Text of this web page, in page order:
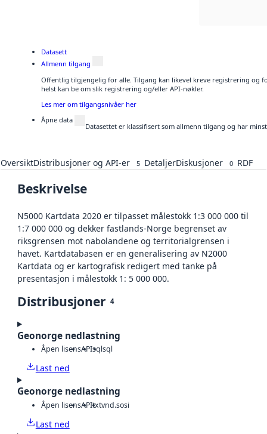
Datasett
Allmenn tilgang
Offentlig tilgjengelig for alle. Tilgang kan likevel kreve registrering og
helst kan be om slik registrering og/eller API-nøkler.
Les mer om tilgangsnivåer her
Åpne data
Datasettet er klassifisert som allmenn tilgang og har
OversiktDistribusjoner og API-er 5 DetaljerDiskusjoner 0 RDF
Beskrivelse
N5000 Kartdata 2020 er tilpasset målestokk 1:3 000 000 til
1:7 000 000 og dekker fastlands-Norge begrenset av
riksgrensen mot nabolandene og territorialgrensen i
havet. Kartdatabasen er en generalisering av N2000
Kartdata og er kartografisk redigert med tanke på
presentasjon i målestokk 1: 5 000 000.
Distribusjoner 4
Geonorge nedlastning
Åpen lisensAPIsqlsql
Last ned
Geonorge nedlastning
Åpen lisensAPItxtvnd.sosi
Last ned